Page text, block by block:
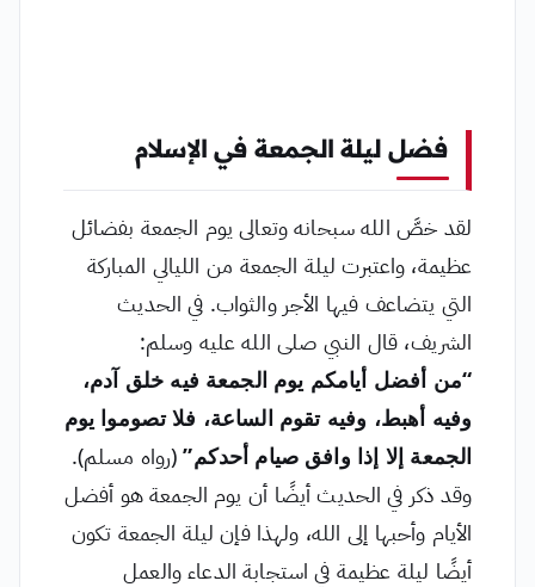
فضل ليلة الجمعة في الإسلام
لقد خصَّ الله سبحانه وتعالى يوم الجمعة بفضائل
عظيمة، واعتبرت ليلة الجمعة من الليالي المباركة
التي يتضاعف فيها الأجر والثواب. في الحديث
الشريف، قال النبي صلى الله عليه وسلم:
“من أفضل أيامكم يوم الجمعة فيه خلق آدم،
وفيه أهبط، وفيه تقوم الساعة، فلا تصوموا يوم
الجمعة إلا إذا وافق صيام أحدكم”(رواه مسلم).
وقد ذكر في الحديث أيضًا أن يوم الجمعة هو أفضل
الأيام وأحبها إلى الله، ولهذا فإن ليلة الجمعة تكون
أيضًا ليلة عظيمة في استجابة الدعاء والعمل